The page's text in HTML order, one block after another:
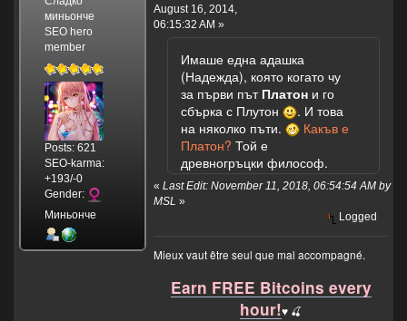
миньонче
SEO hero
member
Posts: 621
SEO-karma:
+193/-0
Gender:
Миньонче
August 16, 2014,
06:15:32 AM »
Имаше една адашка
(Надежда), която когато чу
за първи път Платон и го
сбърка с Плутон
. И това
на няколко пъти.
Какъв е
Платон? Той е
древногръцки философ.
« Last Edit: November 11, 2018, 06:54:54 AM by
MSL »
Logged
Mieux vaut être seul que mal accompagné.
Earn FREE Bitcoins every
hour!♥️ 🍒